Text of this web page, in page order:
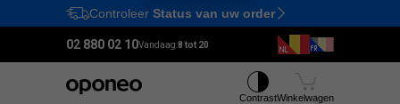
Ctrl M
Controleer Status van uw order
02 880 02 10Vandaag:8 tot 20
ContrastWinkelwagen